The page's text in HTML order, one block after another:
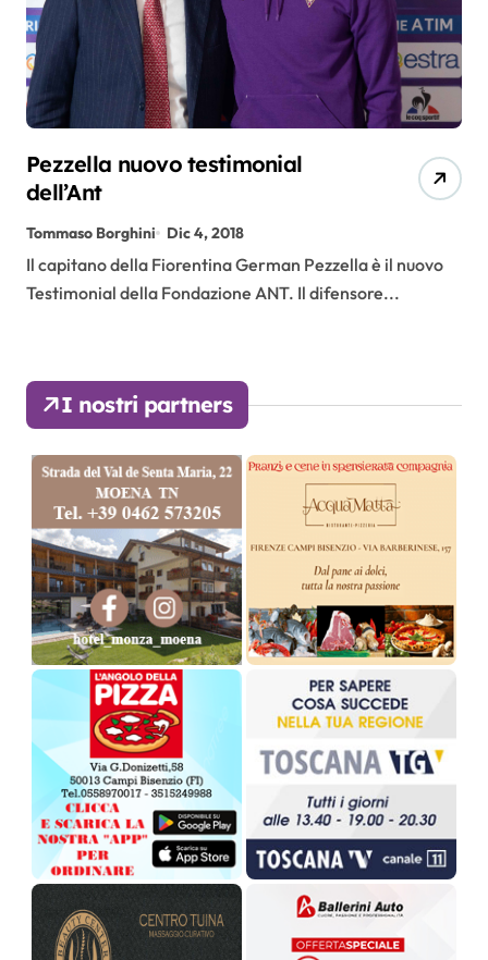
Pezzella nuovo testimonial
dell’Ant
Tommaso Borghini Dic 4, 2018
Il capitano della Fiorentina German Pezzella è il nuovo
Testimonial della Fondazione ANT. Il difensore...
I nostri partners